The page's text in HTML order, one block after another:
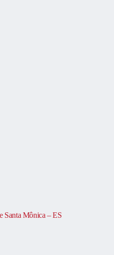
Santa Mônica – ES